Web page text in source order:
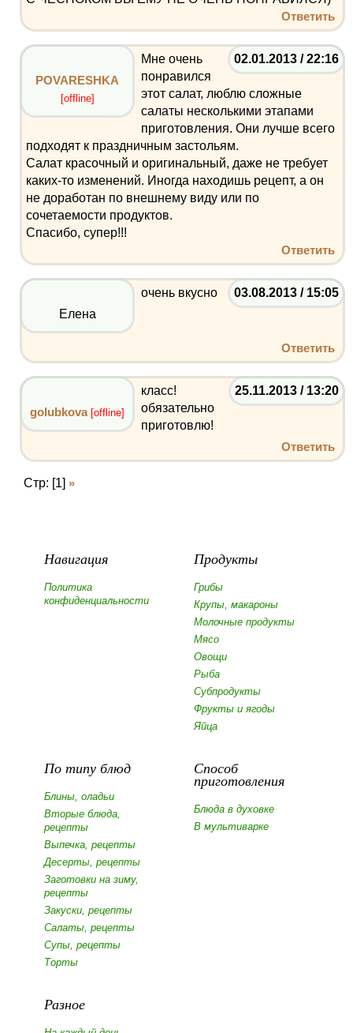
Ответить
02.01.2013 / 22:16
POVARESHKA
[offline]
Мне очень
понравился
этот салат, люблю сложные
салаты несколькими этапами
приготовления. Они лучше всего
подходят к праздничным застольям.
Салат красочный и оригинальный, даже не требует
каких-то изменений. Иногда находишь рецепт, а он
не доработан по внешнему виду или по
сочетаемости продуктов.
Спасибо, супер!!!
Ответить
03.08.2013 / 15:05
Елена
очень вкусно
Ответить
25.11.2013 / 13:20
golubkova [offline]
класс!
обязательно
приготовлю!
Ответить
Стр: [1] »
Навигация
Политика
конфиденциальности
Продукты
Грибы
Крупы, макароны
Молочные продукты
Мясо
Овощи
Рыба
Субпродукты
Фрукты и ягоды
Яйца
По типу блюд
Блины, оладьи
Вторые блюда,
рецепты
Выпечка, рецепты
Десерты, рецепты
Заготовки на зиму,
рецепты
Закуски, рецепты
Салаты, рецепты
Супы, рецепты
Торты
Способ
приготовления
Блюда в духовке
В мультиварке
Разное